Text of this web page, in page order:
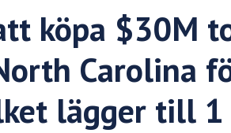
köpa $30M
Carolina
lägger till